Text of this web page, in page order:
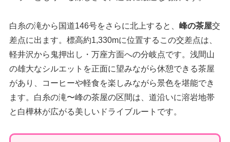
白糸の滝から国道146号をさらに北上すると、 峰の茶屋交
差点に出ます。標高約1,330mに位置するこの交差点は、
軽井沢から鬼押出し・万座方面への分岐点です。浅間山
の雄大なシルエットを正面に望みながら休憩できる茶屋
があり、コーヒーや軽食を楽しみながら景色を堪能でき
ます。白糸の滝〜峰の茶屋の区間は、道沿いに溶岩地帯
と白樺林が広がる美しいドライブルートです。